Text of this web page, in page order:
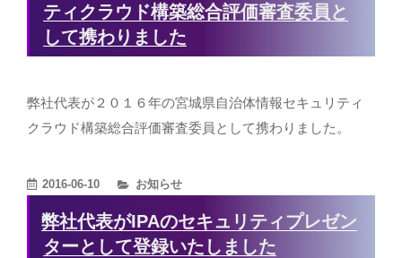
リ
ー
ティクラウド構築総合評価審査委員と
して携わりました
弊社代表が２０１６年の宮城県自治体情報セキュリティ
クラウド構築総合評価審査委員として携わりました。
2016-06-10
カ
ゴ
リ
お知らせ
弊社代表がIPAのセキュリティプレゼン
ターとして登録いたしました